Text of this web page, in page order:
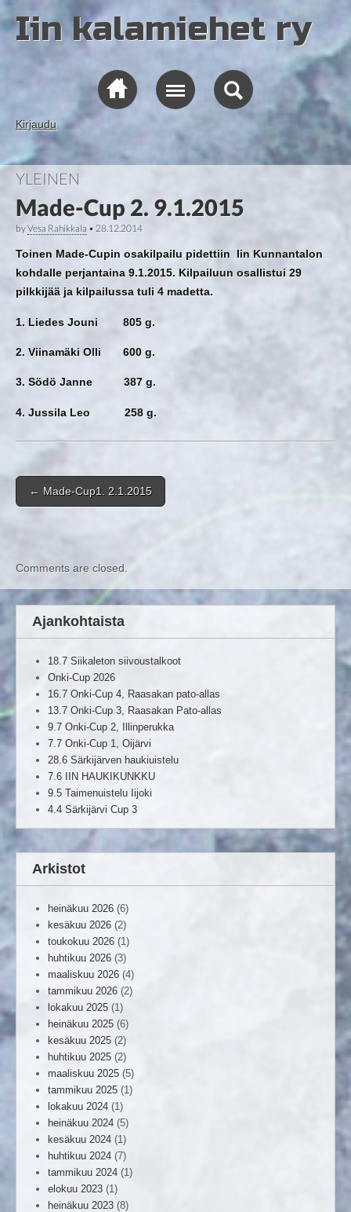
Iin kalamiehet ry
Kirjaudu
YLEINEN
Made-Cup 2. 9.1.2015
byVesa Rahikkala • 28.12.2014
Toinen Made-Cupin osakilpailu pidettiin Iin Kunnantalon
kohdalle perjantaina 9.1.2015. Kilpailuun osallistui 29
pilkkijää ja kilpailussa tuli 4 madetta.
1. Liedes Jouni 805 g.
2. Viinamäki Olli 600 g.
3. Södö Janne 387 g.
4. Jussila Leo 258 g.
Post navigation
← Made-Cup1. 2.1.2015
Comments are closed.
Ajankohtaista
18.7 Siikaleton siivoustalkoot
Onki-Cup 2026
16.7 Onki-Cup 4, Raasakan pato-allas
13.7 Onki-Cup 3, Raasakan Pato-allas
9.7 Onki-Cup 2, Illinperukka
7.7 Onki-Cup 1, Oijärvi
28.6 Särkijärven haukiuistelu
7.6 IIN HAUKIKUNKKU
9.5 Taimenuistelu Iijoki
4.4 Särkijärvi Cup 3
Arkistot
heinäkuu 2026 (6)
kesäkuu 2026 (2)
toukokuu 2026 (1)
huhtikuu 2026 (3)
maaliskuu 2026 (4)
tammikuu 2026 (2)
lokakuu 2025 (1)
heinäkuu 2025 (6)
kesäkuu 2025 (2)
huhtikuu 2025 (2)
maaliskuu 2025 (5)
tammikuu 2025 (1)
lokakuu 2024 (1)
heinäkuu 2024 (5)
kesäkuu 2024 (1)
huhtikuu 2024 (7)
tammikuu 2024 (1)
elokuu 2023 (1)
heinäkuu 2023 (8)